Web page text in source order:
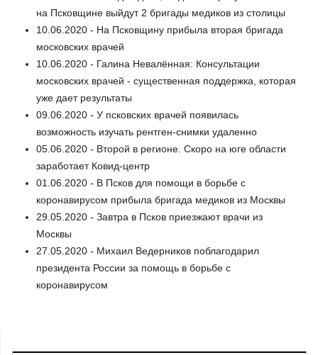
на Псковщине выйдут 2 бригады медиков из столицы
10.06.2020 - На Псковщину прибыла вторая бригада
московских врачей
10.06.2020 - Галина Невалённая: Консультации
московских врачей - существенная поддержка, которая
уже дает результаты
09.06.2020 - У псковских врачей появилась
возможность изучать рентген-снимки удаленно
05.06.2020 - Второй в регионе. Скоро на юге области
заработает Ковид-центр
01.06.2020 - В Псков для помощи в борьбе с
коронавирусом прибыла бригада медиков из Москвы
29.05.2020 - Завтра в Псков приезжают врачи из
Москвы
27.05.2020 - Михаил Ведерников поблагодарил
президента России за помощь в борьбе с
коронавирусом